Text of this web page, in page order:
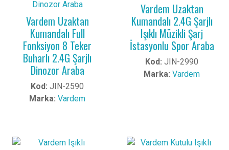
Vardem Uzaktan
Kumandalı Full
Fonksiyon 8 Teker
Buharlı 2.4G Şarjlı
Dinozor Araba
Kod: JIN-2590
Marka: Vardem
Vardem Uzaktan
Kumandalı 2.4G Şarjlı
Işıklı Müzikli Şarj
İstasyonlu Spor Araba
Kod: JIN-2990
Marka: Vardem